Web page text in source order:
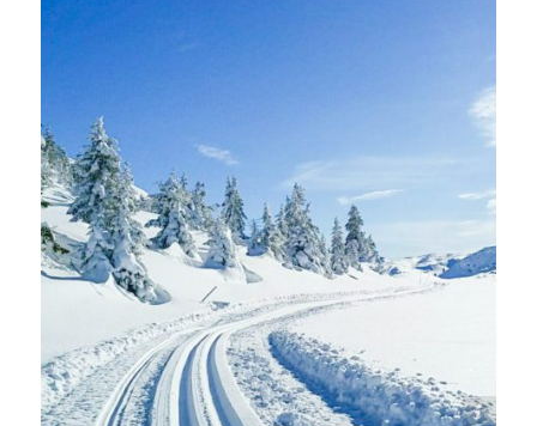
Gry Svantesvold